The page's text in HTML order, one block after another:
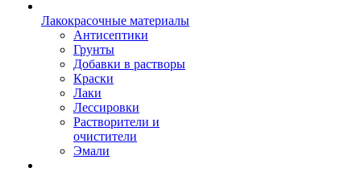
Лакокрасочные материалы
Антисептики
Грунты
Добавки в растворы
Краски
Лаки
Лессировки
Растворители и
очистители
Эмали